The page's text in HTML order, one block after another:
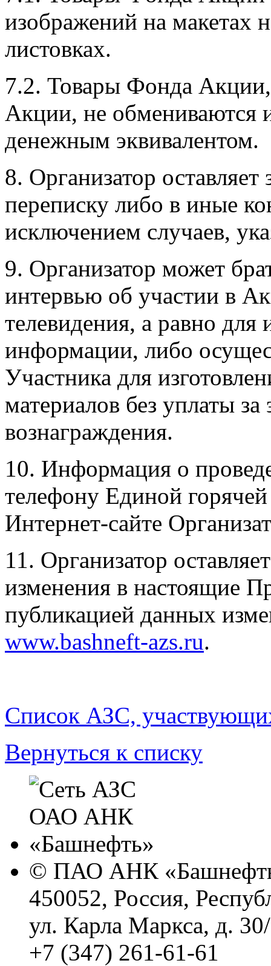
изображений на макетах
листовках.
7.2. Товары Фонда
Акции, не обмениваются
денежным эквивалентом.
8. Организатор оставляет
переписку либо в иные
исключением случаев,
9. Организатор может
интервью об участии в
телевидения, а равно для
информации, либо
Участника для
материалов без уплаты за
вознаграждения.
10. Информация о
телефону Единой
Интернет-сайте
11. Организатор
изменения в настоящие
публикацией данных
www.bashneft-azs.ru.
Список АЗС,
Вернуться к списку
© ПАО АНК
450052, Россия,
ул. Карла Маркса, д.
+7 (347) 261-61-61